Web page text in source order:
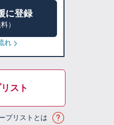
に登録
）
れ
スト
プリストとは